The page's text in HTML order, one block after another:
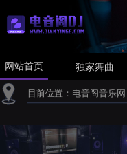
网站首页 独家舞曲
目前位置： 电音阁音乐网